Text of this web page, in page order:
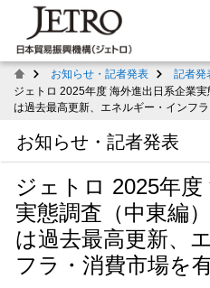
お知らせ・記者発表 記者発
ジェトロ 2025年度 海外進出日系企業
は過去最高更新、エネルギー・インフ
お知らせ・記者発表
ジェトロ 2025年
実態調査（中東編
は過去最高更新、
フラ・消費市場を